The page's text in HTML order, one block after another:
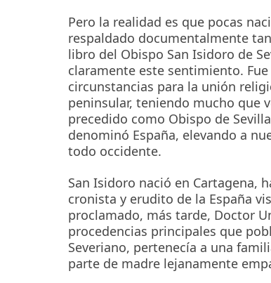
Pero la realidad es que pocas
respaldado documentalmente
libro del Obispo San Isidoro de
claramente este sentimiento.
circunstancias para la unión
peninsular, teniendo mucho que
precedido como Obispo de
denominó España, elevando a
todo occidente.
San Isidoro nació en Cartagena,
cronista y erudito de la España
proclamado, más tarde, Doctor
procedencias principales que
Severiano, pertenecía a una
parte de madre lejanamente